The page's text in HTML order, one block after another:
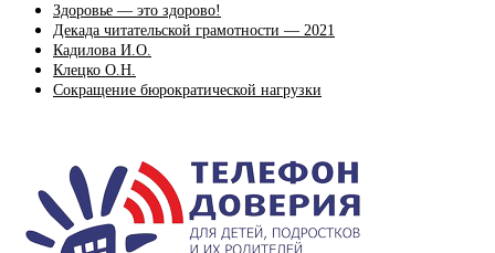
Здоровье — это здорово!
Декада читательской грамотности — 2021
Кадилова И.О.
Клецко О.Н.
Сокращение бюрократической нагрузки